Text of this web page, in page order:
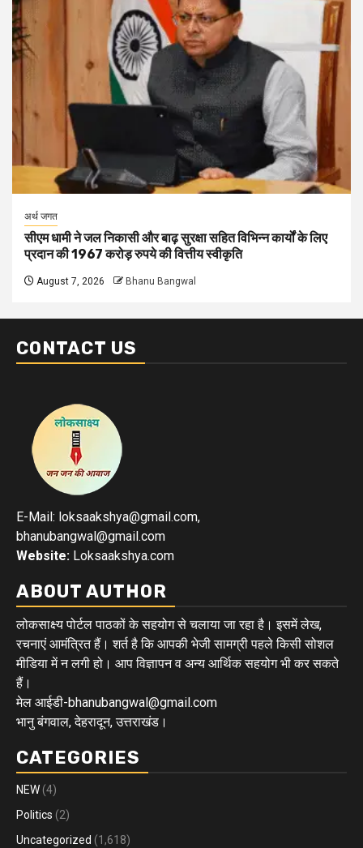
अर्थ जगत
सीएम धामी ने जल निकासी और बाढ़ सुरक्षा सहित विभिन्न कार्यों के लिए
प्रदान की 1967 करोड़ रुपये की वित्तीय स्वीकृति
August 7, 2026 Bhanu Bangwal
CONTACT US
E-Mail: loksaakshya@gmail.com,
bhanubangwal@gmail.com
Website: Loksaakshya.com
ABOUT AUTHOR
लोकसाक्ष्य पोर्टल पाठकों के सहयोग से चलाया जा रहा है। इसमें लेख,
रचनाएं आमंत्रित हैं। शर्त है कि आपकी भेजी सामग्री पहले किसी सोशल
मीडिया में न लगी हो। आप विज्ञापन व अन्य आर्थिक सहयोग भी कर सकते
हैं।
मेल आईडी-bhanubangwal@gmail.com
भानु बंगवाल, देहरादून, उत्तराखंड।
CATEGORIES
NEW (4)
Politics (2)
Uncategorized (1,618)